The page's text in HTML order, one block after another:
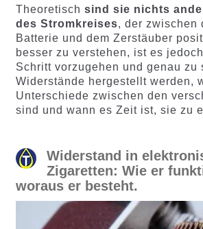
d auf
Kundenb
ewertung
en
Theoretisch sind sie nichts
des Stromkreises, der zwischen
Batterie und dem Zerstäuber
besser zu verstehen, ist es
Schritt vorzugehen und genau zu
Widerstände hergestellt werden,
Unterschiede zwischen den
sind und wann es Zeit ist, sie zu
Widerstand in
Zigaretten: Wie er
woraus er besteht.